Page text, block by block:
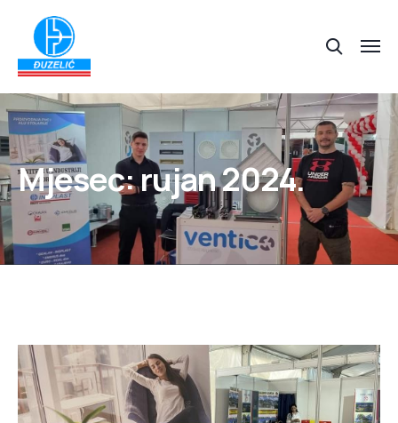
Mjesec:rujan 2024.